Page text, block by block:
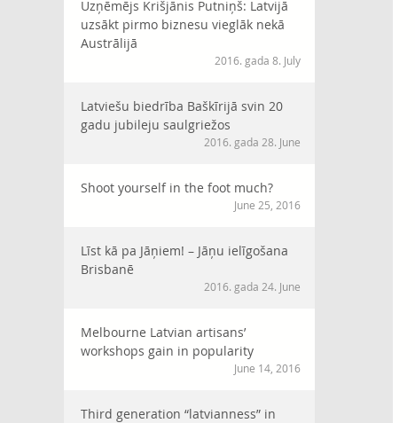
Uzņēmējs Krišjānis Putniņš: Latvijā
uzsākt pirmo biznesu vieglāk nekā
Austrālijā
2016. gada 8. July
Latviešu biedrība Baškīrijā svin 20
gadu jubileju saulgriežos
2016. gada 28. June
Shoot yourself in the foot much?
June 25, 2016
Līst kā pa Jāņiem! – Jāņu ielīgošana
Brisbanē
2016. gada 24. June
Melbourne Latvian artisans’
workshops gain in popularity
June 14, 2016
Third generation “latvianness” in